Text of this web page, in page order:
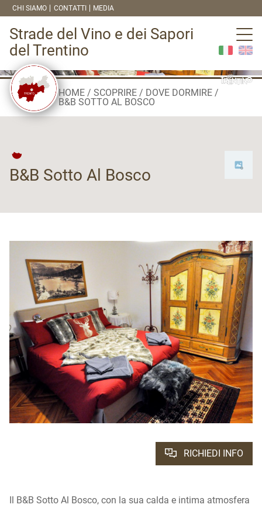
CHI SIAMO CONTATTI MEDIA
Strade del Vino e dei Sapori
del Trentino
HOME SCOPRIRE
DOVE DORMIRE
B&B SOTTO AL BOSCO
B&B Sotto Al Bosco
RICHIEDI INFO
Il B&B Sotto Al Bosco, con la sua calda e intima atmosfera